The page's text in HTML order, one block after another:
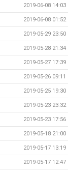
2019-06-08 14:03
2019-06-08 01:52
2019-05-29 23:50
2019-05-28 21:34
2019-05-27 17:39
2019-05-26 09:11
2019-05-25 19:30
2019-05-23 23:32
2019-05-23 17:56
2019-05-18 21:00
2019-05-17 13:19
2019-05-17 12:47